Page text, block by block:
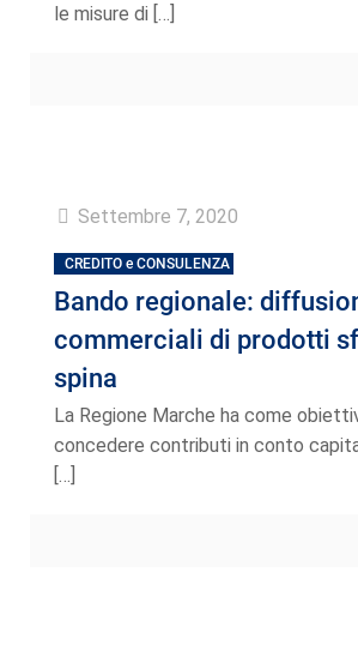
le misure di […]
Settembre 7, 2020
CREDITO e CONSULENZA
Bando regionale:
commerciali di prodotti
spina
La Regione Marche ha come
concedere contributi in conto
[…]